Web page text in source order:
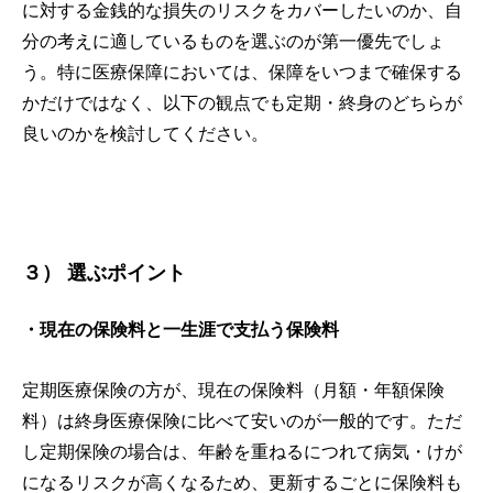
に対する金銭的な損失のリスクをカバーしたいのか、自
分の考えに適しているものを選ぶのが第一優先でしょ
う。特に医療保障においては、保障をいつまで確保する
かだけではなく、以下の観点でも定期・終身のどちらが
良いのかを検討してください。
３） 選ぶポイント
・現在の保険料と一生涯で支払う保険料
定期医療保険の方が、現在の保険料（月額・年額保険
料）は終身医療保険に比べて安いのが一般的です。ただ
し定期保険の場合は、年齢を重ねるにつれて病気・けが
になるリスクが高くなるため、更新するごとに保険料も